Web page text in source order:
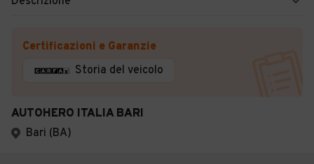
Certificazioni e Garanzie
Storia del veicolo
AUTOHERO ITALIA BARI
Bari (BA)